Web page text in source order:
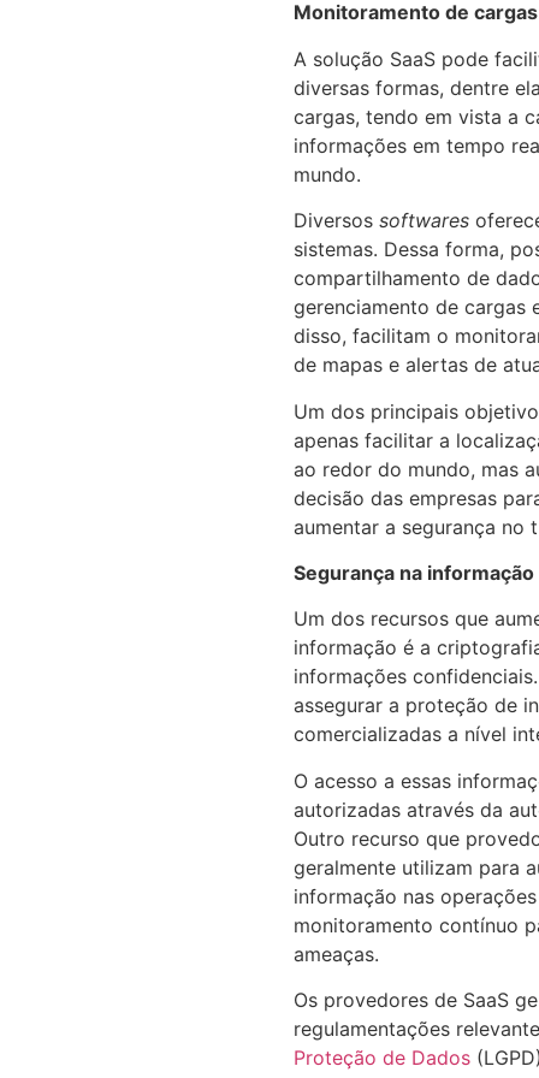
Monitoramento de cargas
A solução SaaS pode
diversas formas, dentre
cargas, tendo em vista a
informações em tempo
mundo.
Diversos softwares
sistemas. Dessa forma,
compartilhamento de
gerenciamento de cargas
disso, facilitam o
de mapas e alertas de
Um dos principais
apenas facilitar a
ao redor do mundo, mas
decisão das empresas
aumentar a segurança no
Segurança na informação
Um dos recursos que
informação é a
informações
assegurar a proteção de
comercializadas a nível
O acesso a essas
autorizadas através da
Outro recurso que
geralmente utilizam para
informação nas
monitoramento contínuo
ameaças.
Os provedores de SaaS
regulamentações
Proteção de Dados